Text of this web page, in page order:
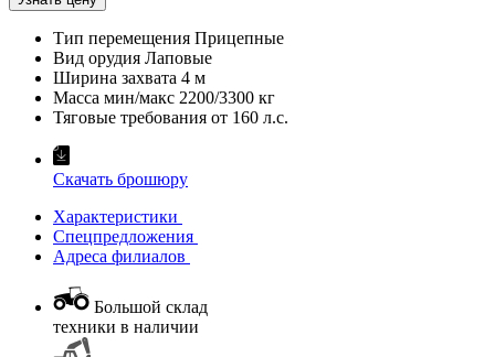
Тип перемещения Прицепные
Вид орудия Лаповые
Ширина захвата 4 м
Масса мин/макс 2200/3300 кг
Тяговые требования от 160 л.с.
Скачать брошюру
Характеристики
Спецпредложения
Адреса филиалов
Большой склад
техники в наличии